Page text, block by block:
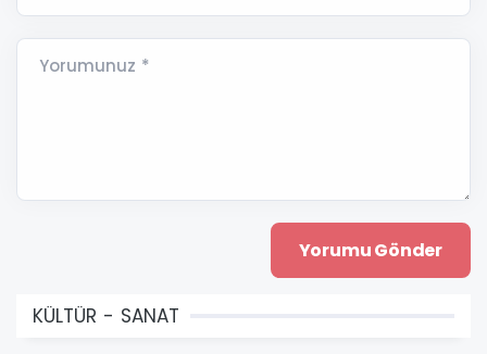
Yorumunuz *
KÜLTÜR - SANAT